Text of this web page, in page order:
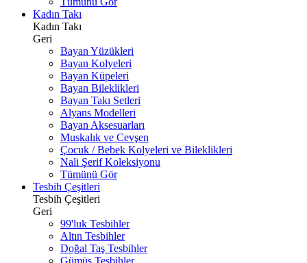
Kadın Takı
Kadın Takı
Geri
Bayan Yüzükleri
Bayan Kolyeleri
Bayan Küpeleri
Bayan Bileklikleri
Bayan Takı Setleri
Alyans Modelleri
Bayan Aksesuarları
Muskalık ve Cevşen
Çocuk / Bebek Kolyeleri ve Bileklikleri
Nali Şerif Koleksiyonu
Tümünü Gör
Tesbih Çeşitleri
Tesbih Çeşitleri
Geri
99'luk Tesbihler
Altın Tesbihler
Doğal Taş Tesbihler
Gümüş Tesbihler